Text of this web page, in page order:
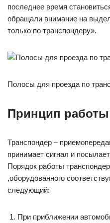
последнее время
обращали внимание на
только по транспондеру».
Полосы для проезда по
Принцип
Транспондер –
принимает сигнал и
Порядок работы
,оборудованного
следующий:
При приближении